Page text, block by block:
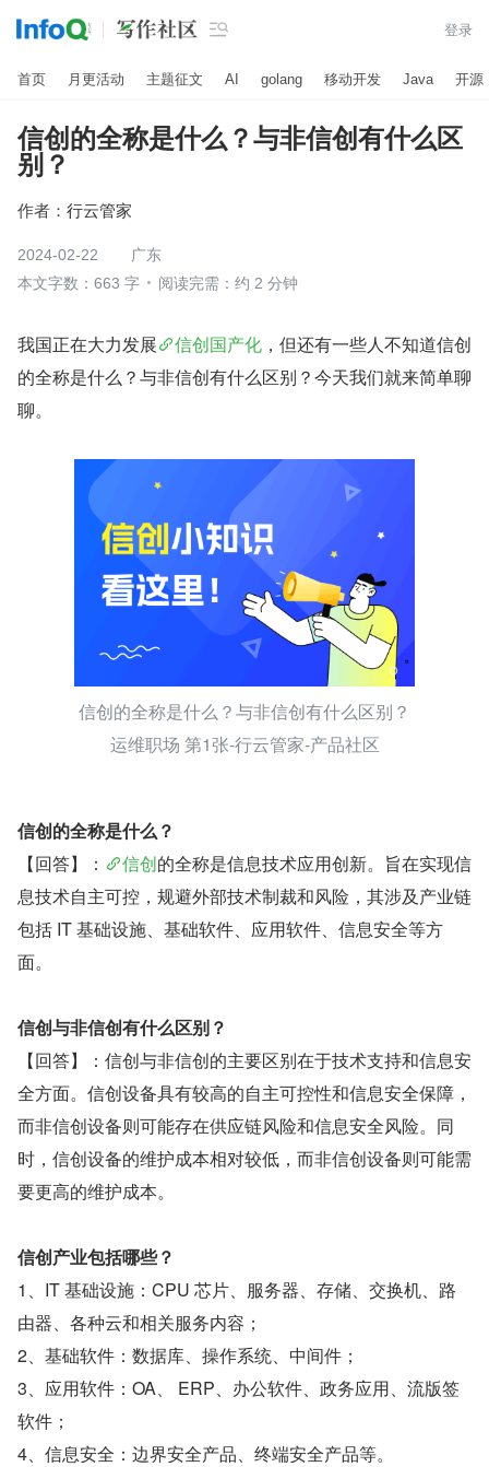
 登录
首页 月更活动 主题征文 AI golang 移动开发 Java 开源
信创的全称是什么？与非信创有什么区
别？
作者： 行云管家
2024-02-22
广东
本文字数：663 字
阅读完需：约 2 分钟
我国正在大力发展 信创国产化 ，但还有一些人不知道信创
的全称是什么？与非信创有什么区别？今天我们就来简单聊
聊。
信创的全称是什么？与非信创有什么区别？
运维职场 第1张-行云管家-产品社区
信创的全称是什么？
【回答】：
信创的全称是信息技术应用创新。旨在实现信
息技术自主可控，规避外部技术制裁和风险，其涉及产业链
包括 IT 基础设施、基础软件、应用软件、信息安全等方
面。
信创与非信创有什么区别？
【回答】：信创与非信创的主要区别在于技术支持和信息安
全方面。信创设备具有较高的自主可控性和信息安全保障，
而非信创设备则可能存在供应链风险和信息安全风险。同
时，信创设备的维护成本相对较低，而非信创设备则可能需
要更高的维护成本。
信创产业包括哪些？
1、IT 基础设施：CPU 芯片、服务器、存储、交换机、路
由器、各种云和相关服务内容；
2、基础软件：数据库、操作系统、中间件；
3、应用软件：OA、 ERP、办公软件、政务应用、流版签
软件；
4、信息安全：边界安全产品、终端安全产品等。